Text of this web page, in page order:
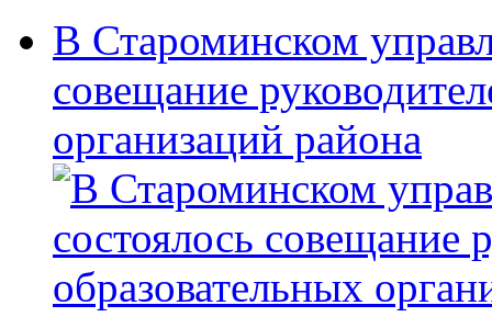
В Староминском
совещание
организаций района